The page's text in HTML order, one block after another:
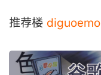
推荐楼 diguoemo